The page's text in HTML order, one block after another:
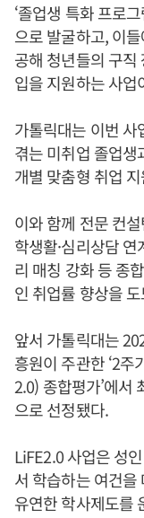
‘졸업생 특화 프로
으로 발굴하고, 이
공해 청년들의 구직
입을 지원하는 사업
가톨릭대는 이번
겪는 미취업 졸업
개별 맞춤형 취업
이와 함께 전문 컨
학생활·심리상담
리 매칭 강화 등 종
인 취업률 향상을
앞서 가톨릭대는
흥원이 주관한 ‘2
2.0) 종합평가’에서
으로 선정됐다.
LiFE2.0 사업은 성
서 학습하는 여건
유연한 학사제도를